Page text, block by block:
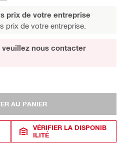
prix de votre entreprise
prix de votre entreprise.
nous contacter
AU PANIER
VÉRIFIER LA DISPONIB
ILITÉ